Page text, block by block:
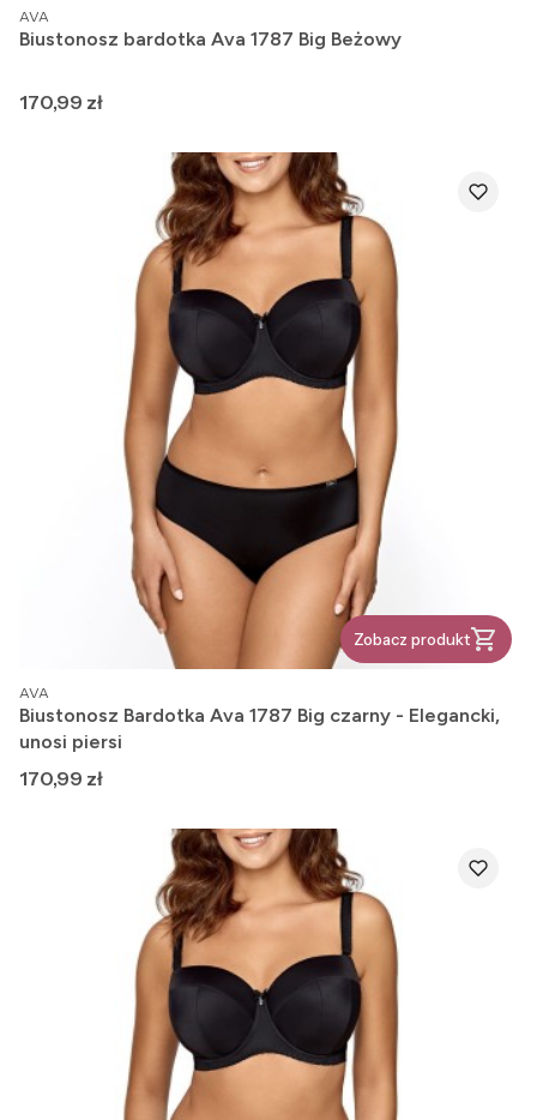
PRODUCENT
AVA
Biustonosz bardotka Ava 1787 Big Beżowy
Cena
170,99 zł
Zobacz produkt
PRODUCENT
AVA
Biustonosz Bardotka Ava 1787 Big czarny - Elegancki,
unosi piersi
Cena
170,99 zł